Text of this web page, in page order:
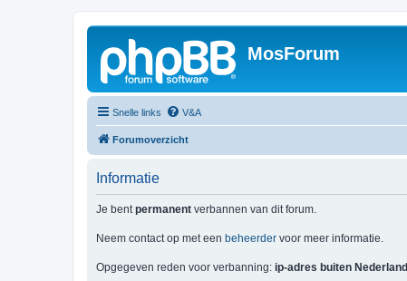
MosForum
Snelle links V&A
Forumoverzicht
Informatie
Je bentpermanent verbannen van dit forum.
Neem contact op met een beheerder voor meer informatie.
Opgegeven reden voor verbanning: ip-adres buiten Nederland